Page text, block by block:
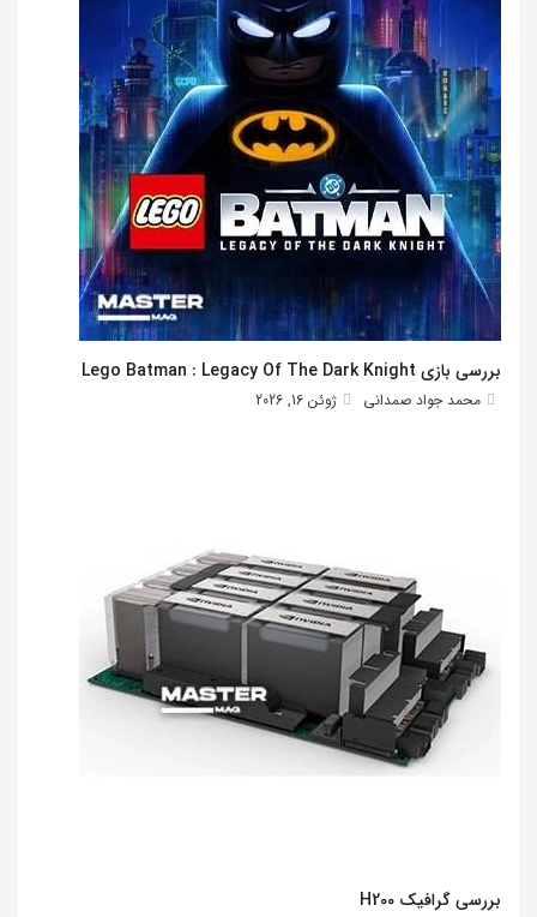
بررسی بازی Lego Batman : Legacy Of The Dark Knight
محمد جواد صمدانی ژوئن 16, 2026
بررسی گرافیک H200